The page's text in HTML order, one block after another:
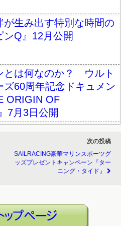
が生み出す特別な時間の
ンQ』12月公開
とは何なのか？ ウルト
ズ60周年記念ドキュメン
ORIGIN OF
7月3日公開
次の投稿
SAILRACING豪華マリンスポーツグ
ッズプレゼントキャンペーン『ター
ニング・タイド』